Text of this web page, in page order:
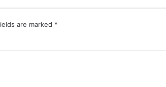
are marked *